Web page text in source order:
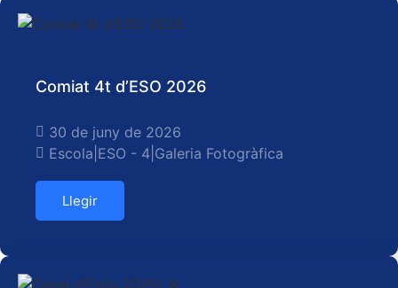
Comiat 4t d’ESO 2026
30 de juny de 2026
Escola ESO - 4 Galeria Fotogràfica
Llegir